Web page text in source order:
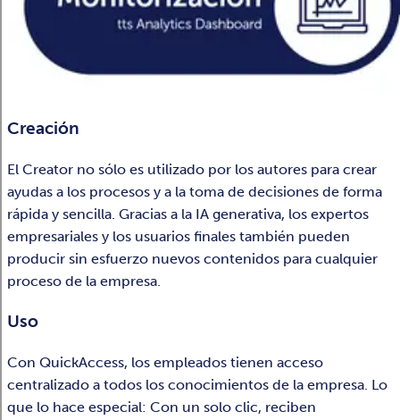
Creación
El Creator no sólo es utilizado por los autores para crear
ayudas a los procesos y a la toma de decisiones de forma
rápida y sencilla. Gracias a la IA generativa, los expertos
empresariales y los usuarios finales también pueden
producir sin esfuerzo nuevos contenidos para cualquier
proceso de la empresa.
Uso
Con QuickAccess, los empleados tienen acceso
centralizado a todos los conocimientos de la empresa. Lo
que lo hace especial: Con un solo clic, reciben